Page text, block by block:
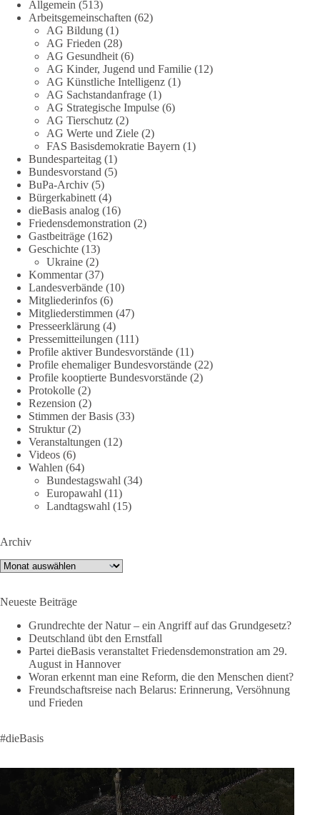
🟩🟩🟦🟦🟥🟥🟧🟧
Eine demokratische Gesellschaft lebt nicht davon, unbequeme
Fragen zu vermeiden. Sie lebt davon, Fragen offen zu stellen
und transparent zu beantworten.
dieBasis fordert deshalb weiterhin eine unabhängige,
vollständige und transparente Aufarbeitung der Corona-Politik.
Ohne Denkverbote, ohne Vorverurteilungen und ohne Tabus.
Quellen:https://apnews.com/article/fauci-diaries-covid-origins-
rand-paul-6b25da9f75a0becbaf2886ab22643e67
https://www.tichyseinblick.de/kolumnen/aus-aller-welt/usa-
tagebuch-fauci-corona-impfung/
#dieBasis #Corona #Aufarbeitung
#Vertrauen
239 36 60
DieBasis
1 Tag zuvor
🕊 Wir wollen den Krieg mit Russland nicht!
Am 20. Juni 2026 fand in Berlin am Brandenburger Tor die
Demonstration mit dem Motto „Russland ist nicht unser
Feind“ statt.
Hier ein Auszug aus der Rede von der
Bundestagsabgeordneten Sevim Dağdelen (BSW).
„Wir müssen Nein sagen zu diesem stinkenden
👉 Hier geht es zum vollständigen Video:
https://www.youtube.com/live/a9hOswSNg4I?
🟩🟩🟦🟦🟥🟥🟧🟧
❤️ Wir freuen uns über deine Unterstützung:
https://diebasis.de/spenden/
#dieBasis #frieden #russandistnichtunserFeind #friedenspartei
377
DieBasis
2 Tage(n) zuvor
Allgemein (513)
Arbeitsgemeinschaften (62)
AG Bildung (1)
AG Frieden (28)
AG Gesundheit(6)
AG Kinder, Jugend und Familie (12)
AG Künstliche Intelligenz (1)
AG Sachstandanfrage (1)
AG Strategische Impulse (6)
AG Tierschutz (2)
AG Werte und Ziele (2)
FAS Basisdemokratie Bayern (1)
Bundesparteitag (1)
Bundesvorstand (5)
BuPa-Archiv (5)
Bürgerkabinett(4)
dieBasis analog (16)
Friedensdemonstration (2)
Gastbeiträge (162)
Geschichte (13)
Ukraine (2)
Kommentar(37)
Landesverbände (10)
Mitgliederinfos (6)
Mitgliederstimmen (47)
Presseerklärung (4)
Pressemitteilungen (111)
Profile aktiver Bundesvorstände (11)
Profile ehemaliger Bundesvorstände (22)
Profile kooptierte Bundesvorstände (2)
Protokolle (2)
Rezension (2)
Stimmen der Basis (33)
Struktur(2)
Veranstaltungen (12)
Videos (6)
Wahlen (64)
Bundestagswahl (34)
Europawahl (11)
Landtagswahl (15)
Archiv
Archiv
Neueste Beiträge
Grundrechte der Natur – ein Angriff auf das Grundgesetz?
Deutschland übt den Ernstfall
Partei dieBasis veranstaltet Friedensdemonstration am 29.
August in Hannover
Woran erkennt man eine Reform, die den Menschen dient?
Freundschaftsreise nach Belarus: Erinnerung, Versöhnung
und Frieden
#dieBasis